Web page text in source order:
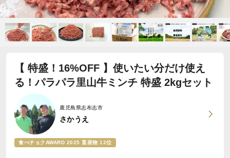
【 特盛！16%OFF 】使いたい分だけ使え
る！パラパラ里山牛ミンチ 特盛 2kgセット
鹿児島県志布志市
さかうえ
食べチョクAWARD 2025 畜産物 12位